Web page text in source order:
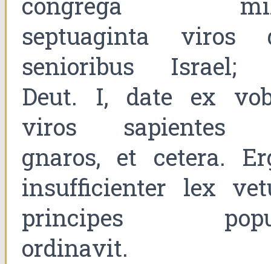
septuaginta viros
senioribus Israel;
Deut. I, date ex
viros sapientes
gnaros, et cetera.
insufficienter lex
principes
ordinavit.